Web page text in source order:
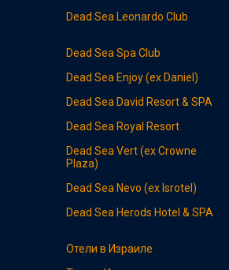
Dead Sea Leonardo Club
Dead Sea Spa Club
Dead Sea Enjoy (ex Daniel)
Dead Sea David Resort & SPA
Dead Sea Royal Resort
Dead Sea Vert (ex Crowne
Plaza)
Dead Sea Nevo (ex Isrotel)
Dead Sea Herods Hotel & SPA
Отели в Израиле